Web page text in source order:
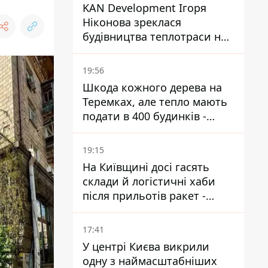
KAN Development Ігоря
Ніконова зреклася
будівництва теплотраси на
Теремках
19:56
Шкода кожного дерева на
Теремках, але тепло мають
подати в 400 будинків -
депутатка Київради
19:15
На Київщині досі гасять
склади й логістичні хаби
після прильотів ракет -
ДСНС
17:41
У центрі Києва викрили
одну з наймасштабніших